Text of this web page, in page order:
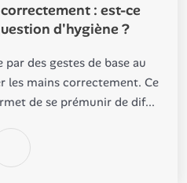
: est-ce
d'hygiène ?
par des gestes de base au
les mains correctement. Ce
de se prémunir de dif...